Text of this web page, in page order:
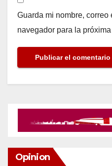
Guarda mi nombre,
navegador para la
Opinion